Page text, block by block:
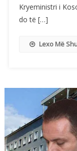
Kryeministri i
do të […]
Lexo Më